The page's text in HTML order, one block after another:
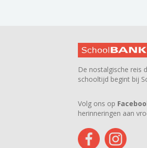
De nostalgische reis
schooltijd begint bij
Volg ons op
herinneringen aan